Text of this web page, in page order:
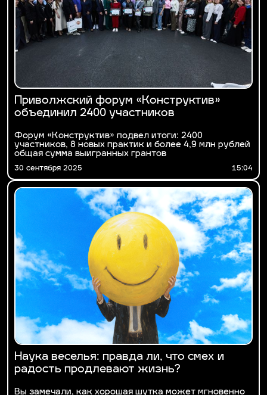
Приволжский форум «Конструктив»
объединил 2400 участников
Форум «Конструктив» подвел итоги: 2400
участников, 8 новых практик и более 4,9 млн рублей
общая сумма выигранных грантов
30 сентября 2025 15:04
Наука веселья: правда ли, что смех и
радость продлевают жизнь?
Вы замечали, как хорошая шутка может мгновенно